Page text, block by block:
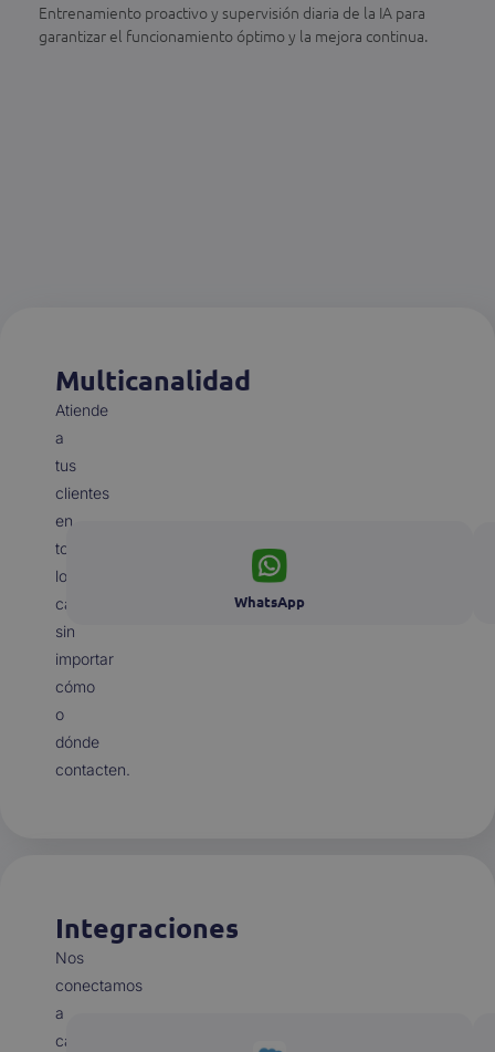
Entrenamiento proactivo y supervisión diaria de la IA para
garantizar el funcionamiento óptimo y la mejora continua.
Multicanalidad
Atiende
a
tus
clientes
en
todos
los
canales,
sin
importar
cómo
o
dónde
contacten.
WhatsApp
Integraciones
Nos
conectamos
a
casi